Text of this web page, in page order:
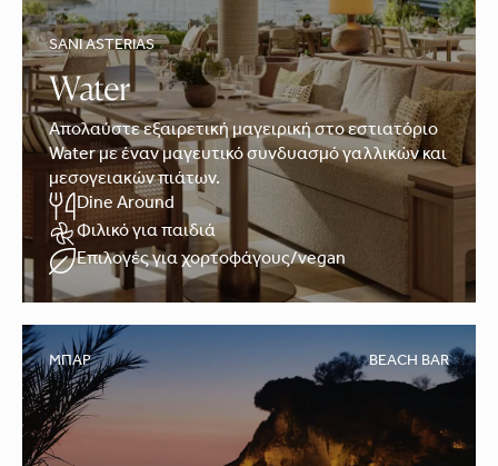
SANI ASTERIAS
Water
Απολαύστε εξαιρετική μαγειρική στο εστιατόριο
Water με έναν μαγευτικό συνδυασμό γαλλικών και
μεσογειακών πιάτων.
Dine Around
Φιλικό για παιδιά
Επιλογές για χορτοφάγους/vegan
ΜΠΑΡ BEACH BAR